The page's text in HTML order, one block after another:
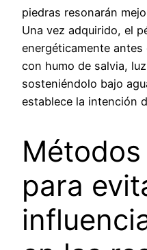
piedras resonarán
Una vez adquirido, el
energéticamente
con humo de salvia,
sosteniéndolo bajo
establece la intención
para